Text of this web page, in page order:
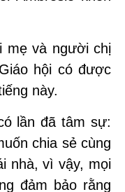
mẹ và người chị
hội có được
này.
lần đã tâm sự:
chia sẻ cùng
nhà, vì vậy, mọi
đảm bảo rằng